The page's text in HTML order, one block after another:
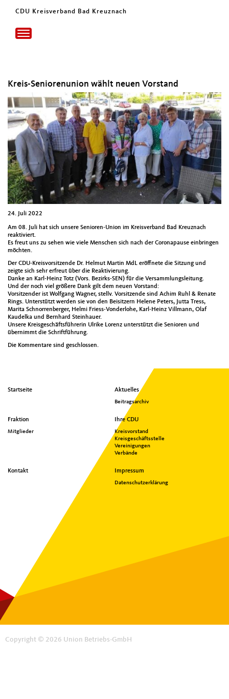
CDU Kreisverband Bad Kreuznach
Toggle
navigation
Kreis-Seniorenunion wählt neuen Vorstand
24. Juli 2022
Am 08. Juli hat sich unsere Senioren-Union im Kreisverband Bad Kreuznach
reaktiviert.
Es freut uns zu sehen wie viele Menschen sich nach der Coronapause einbringen
möchten.
Der CDU-Kreisvorsitzende Dr. Helmut Martin MdL eröffnete die Sitzung und
zeigte sich sehr erfreut über die Reaktivierung.
Danke an Karl-Heinz Totz (Vors. Bezirks-SEN) für die Versammlungsleitung.
Und der noch viel größere Dank gilt dem neuen Vorstand:
Vorsitzender ist Wolfgang Wagner, stellv. Vorsitzende sind Achim Ruhl & Renate
Rings. Unterstützt werden sie von den Beisitzern Helene Peters, Jutta Tress,
Marita Schnorrenberger, Helmi Friess-Vonderlohe, Karl-Heinz Villmann, Olaf
Kaudelka und Bernhard Steinhauer.
Unsere Kreisgeschäftsführerin Ulrike Lorenz unterstützt die Senioren und
übernimmt die Schriftführung.
Die Kommentare sind geschlossen.
Seitenübersicht
Footer
Startseite Aktuelles
Beitragsarchiv
Fraktion
Mitglieder
Ihre CDU
Kreisvorstand
Kreisgeschäftsstelle
Vereinigungen
Verbände
Kontakt Impressum
Datenschutzerklärung
Copyright © 2026 Union Betriebs-GmbH